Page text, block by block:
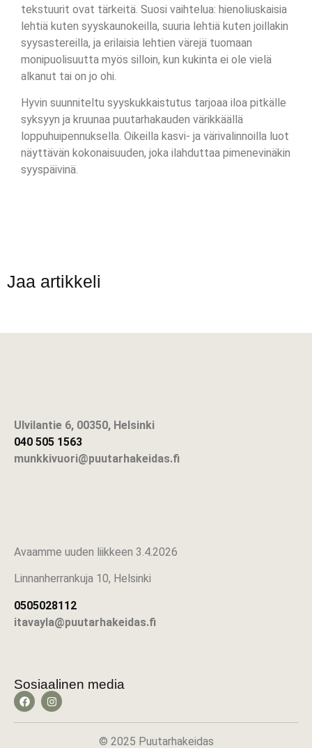
tekstuurit ovat tärkeitä. Suosi vaihtelua: hienoliuskaisia
lehtiä kuten syyskaunokeilla, suuria lehtiä kuten joillakin
syysastereilla, ja erilaisia lehtien värejä tuomaan
monipuolisuutta myös silloin, kun kukinta ei ole vielä
alkanut tai on jo ohi.
Hyvin suunniteltu syyskukkaistutus tarjoaa iloa pitkälle
syksyyn ja kruunaa puutarhakauden värikkäällä
loppuhuipennuksella. Oikeilla kasvi- ja värivalinnoilla luot
näyttävän kokonaisuuden, joka ilahduttaa pimenevinäkin
syyspäivinä.
Jaa artikkeli
Ulvilantie 6, 00350, Helsinki
040 505 1563
munkkivuori@puutarhakeidas.fi
Avaamme uuden liikkeen 3.4.2026
Linnanherrankuja 10, Helsinki
0505028112
itavayla@puutarhakeidas.fi
Sosiaalinen media
© 2025 Puutarhakeidas